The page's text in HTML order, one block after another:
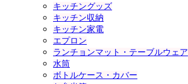
キッチングッズ
キッチン収納
キッチン家電
エプロン
ランチョンマット・テーブルウェア
水筒
ボトルケース・カバー